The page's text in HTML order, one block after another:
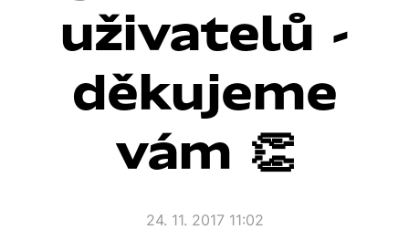
uživatelů -
děkujeme
vám 👏
24. 11. 2017 11:02